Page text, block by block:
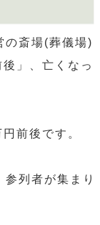
の斎場(葬儀場)
」、亡くなっ
前後です。
列者が集まり